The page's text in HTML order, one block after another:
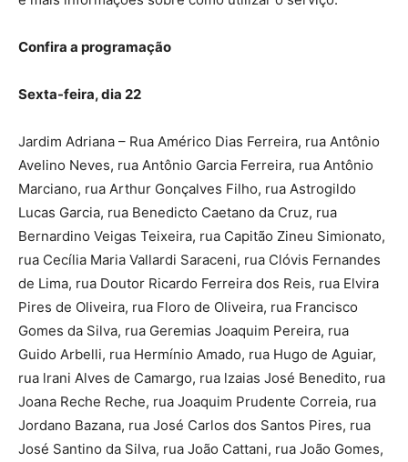
Confira a programação
Sexta-feira, dia 22
Jardim Adriana – Rua Américo Dias Ferreira, rua Antônio
Avelino Neves, rua Antônio Garcia Ferreira, rua Antônio
Marciano, rua Arthur Gonçalves Filho, rua Astrogildo
Lucas Garcia, rua Benedicto Caetano da Cruz, rua
Bernardino Veigas Teixeira, rua Capitão Zineu Simionato,
rua Cecília Maria Vallardi Saraceni, rua Clóvis Fernandes
de Lima, rua Doutor Ricardo Ferreira dos Reis, rua Elvira
Pires de Oliveira, rua Floro de Oliveira, rua Francisco
Gomes da Silva, rua Geremias Joaquim Pereira, rua
Guido Arbelli, rua Hermínio Amado, rua Hugo de Aguiar,
rua lrani Alves de Camargo, rua lzaias José Benedito, rua
Joana Reche Reche, rua Joaquim Prudente Correia, rua
Jordano Bazana, rua José Carlos dos Santos Pires, rua
José Santino da Silva, rua João Cattani, rua João Gomes,